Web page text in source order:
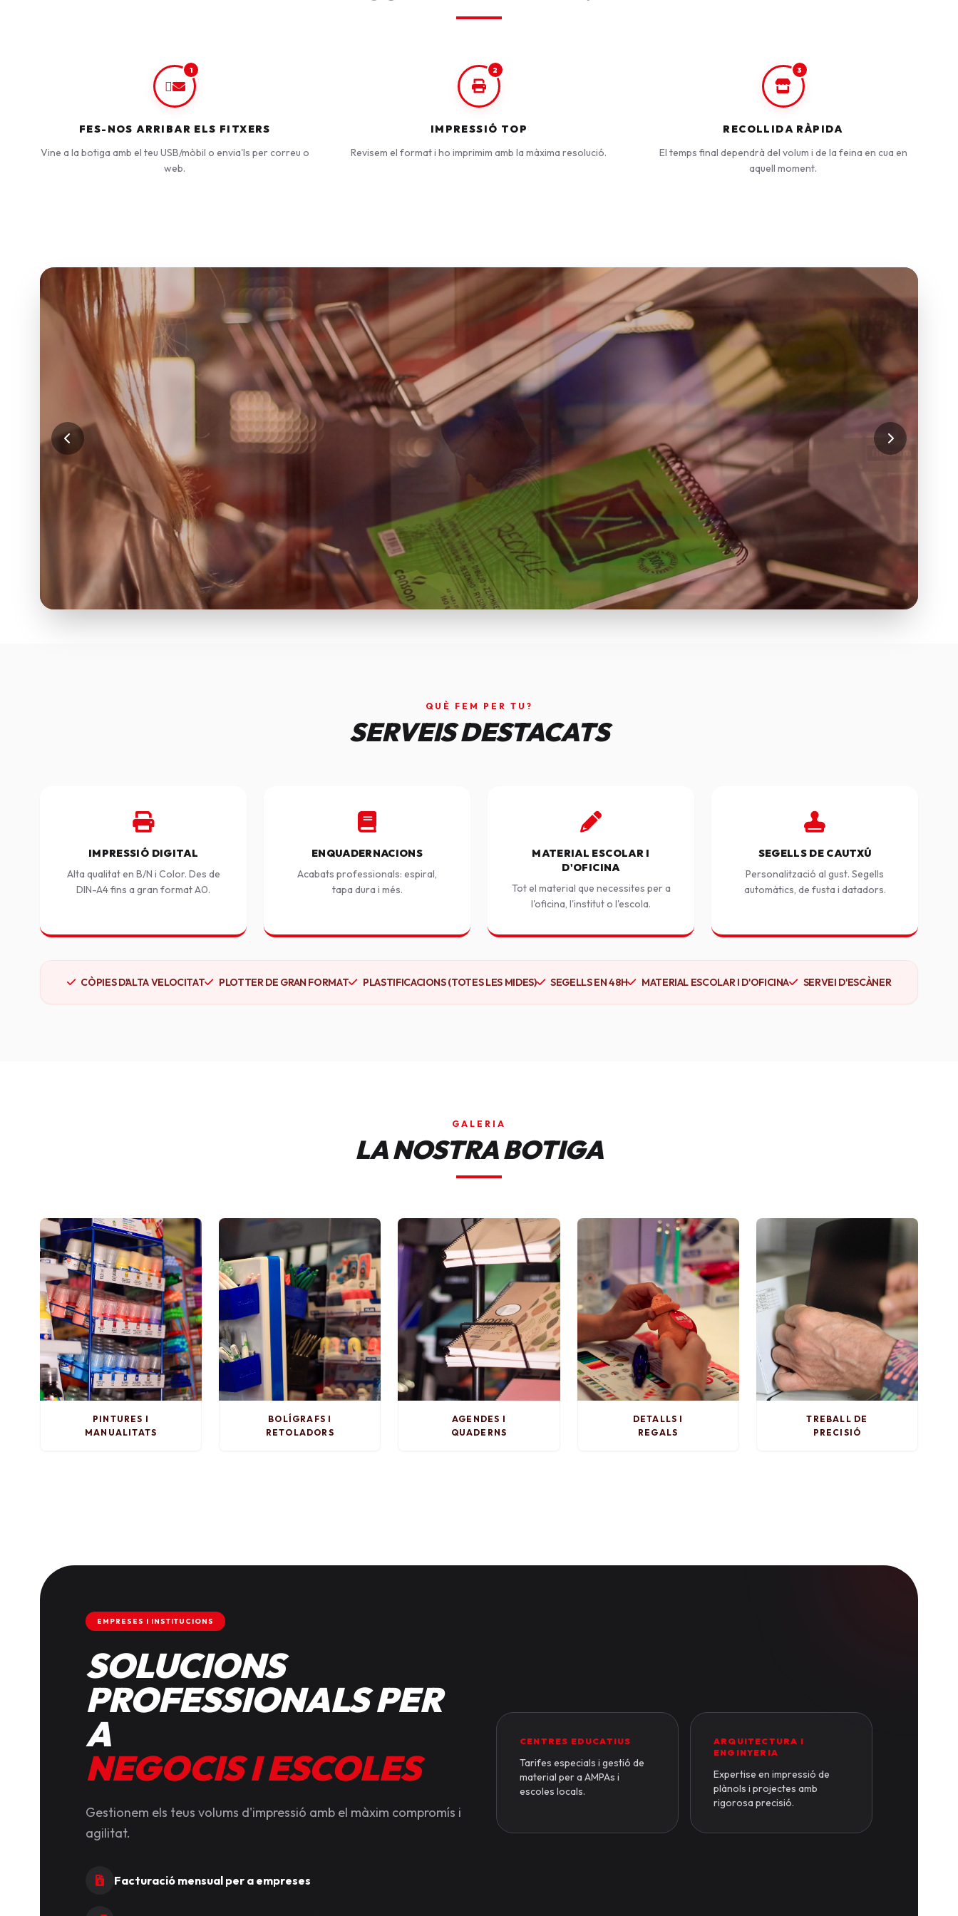
1
FES-NOS ARRIBAR ELS FITXERS
Vine a la botiga amb el teu USB/mòbil o envia'ls per correu o
web.
2
IMPRESSIÓ TOP
Revisem el format i ho imprimim amb la màxima resolució.
3
RECOLLIDA RÀPIDA
El temps final dependrà del volum i de la feina en cua en
aquell moment.
QUÈ FEM PER TU?
SERVEIS DESTACATS
IMPRESSIÓ DIGITAL
Alta qualitat en B/N i Color. Des de
DIN-A4 fins a gran format A0.
ENQUADERNACIONS
Acabats professionals: espiral,
tapa dura i més.
MATERIAL ESCOLAR I
D'OFICINA
Tot el material que necessites per a
l'oficina, l'institut o l'escola.
SEGELLS DE CAUTXÚ
Personalització al gust. Segells
automàtics, de fusta i datadors.
CÒPIES D'ALTA VELOCITAT PLOTTER DE GRAN FORMAT PLASTIFICACIONS (TOTES LES MIDES) SEGELLS EN 48H MATERIAL ESCOLAR I D'OFICINA SERVEI D'ESCÀNER
GALERIA
LA NOSTRA BOTIGA
PINTURES I
MANUALITATS
BOLÍGRAFS I
RETOLADORS
AGENDES I
QUADERNS
DETALLS I
REGALS
TREBALL DE
PRECISIÓ
EMPRESES I INSTITUCIONS
SOLUCIONS
PROFESSIONALS PER
A
NEGOCIS I ESCOLES
Gestionem els teus volums d'impressió amb el màxim compromís i
agilitat.
Facturació mensual per a empreses
CENTRES EDUCATIUS
Tarifes especials i gestió de
material per a AMPAs i
escoles locals.
ARQUITECTURA I
ENGINYERIA
Expertise en impressió de
plànols i projectes amb
rigorosa precisió.